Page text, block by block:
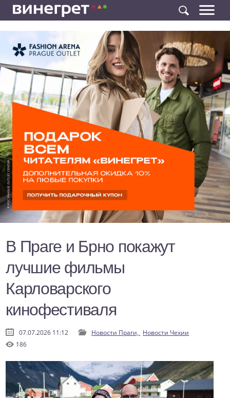
В Праге и Брно покажут
лучшие фильмы
Карловарского
кинофестиваля
07.07.2026 11:12 Новости Праги, Новости Чехии
186